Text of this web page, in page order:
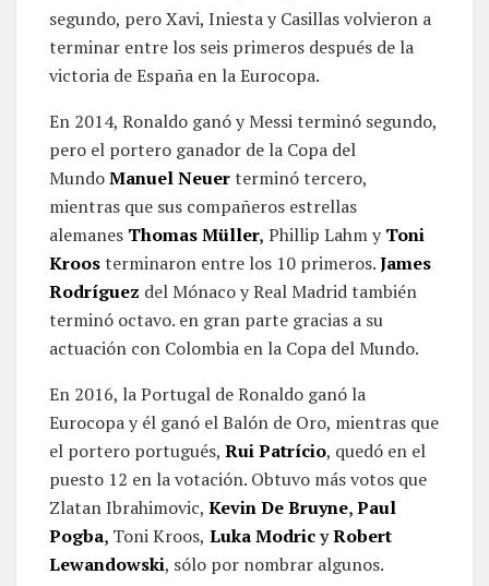
segundo, pero Xavi, Iniesta y Casillas volvieron a
terminar entre los seis primeros después de la
victoria de España en la Eurocopa.
En 2014, Ronaldo ganó y Messi terminó segundo,
pero el portero ganador de la Copa del
MundoManuel Neuerterminó tercero,
mientras que sus compañeros estrellas
alemanes Thomas Müller, Phillip Lahm yToni
Kroosterminaron entre los 10 primeros.James
Rodríguez del Mónaco y Real Madrid también
terminó octavo. en gran parte gracias a su
actuación con Colombia en la Copa del Mundo.
En 2016, la Portugal de Ronaldo ganó la
Eurocopa y él ganó el Balón de Oro, mientras que
el portero portugués, Rui Patrício, quedó en el
puesto 12 en la votación. Obtuvo más votos que
Zlatan Ibrahimovic, Kevin De Bruyne,Paul
Pogba, Toni Kroos, Luka ModricyRobert
Lewandowski, sólo por nombrar algunos.